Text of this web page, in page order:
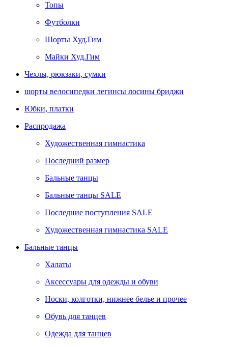
Топы
Футболки
Шорты Худ.Гим
Майки Худ.Гим
Чехлы, рюкзаки, сумки
шорты велосипедки легинсы лосины бриджи
Юбки, платки
Распродажа
Художественная гимнастика
Последний размер
Бальные танцы
Бальные танцы SALE
Последние поступления SALE
Художественная гимнастика SALE
Бальные танцы
Халаты
Аксессуары для одежды и обуви
Носки, колготки, нижнее белье и прочее
Обувь для танцев
Одежда для танцев